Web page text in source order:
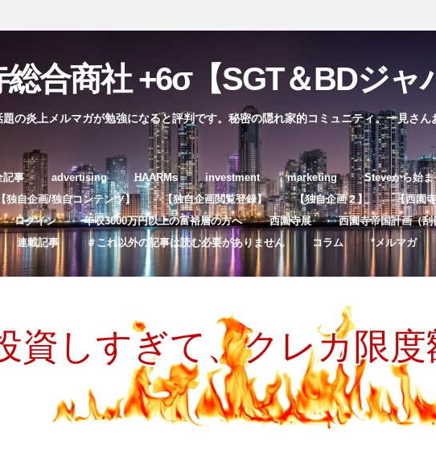
総合商社 +6σ【SGT＆BDジャ
の炎上メルマガが勉強になると評判です。秘密の隠れ家的コミュニティ。一見さん
コ
ン
テ
ン
ッ
記事 advertising HAARMs investment marketing Steveから始ま
【独自企画/独自コンテンツ】 【独自企画閲覧登録】 【独自企画２】
【西園
ログイン 年収3000万円以上の富裕層の方へ 西園寺展 西園寺帝国計画（
連載記事
＃これ以外の記事は読む必要がありません コラム *メルマガ
資しすぎて、クレカ限度